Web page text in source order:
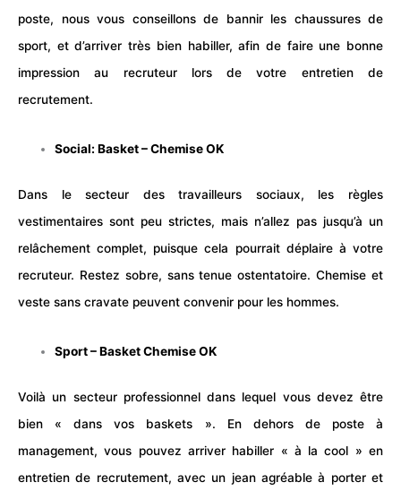
poste, nous vous conseillons de bannir les chaussures de
sport, et d’arriver très bien habiller, afin de faire une bonne
impression au recruteur lors de votre entretien de
recrutement.
Social: Basket – Chemise OK
Dans le secteur des travailleurs sociaux, les règles
vestimentaires sont peu strictes, mais n’allez pas jusqu’à un
relâchement complet, puisque cela pourrait déplaire à votre
recruteur. Restez sobre, sans tenue ostentatoire. Chemise et
veste sans cravate peuvent convenir pour les hommes.
Sport – Basket Chemise OK
Voilà un secteur professionnel dans lequel vous devez être
bien « dans vos baskets ». En dehors de poste à
management, vous pouvez arriver habiller « à la cool » en
entretien de recrutement, avec un jean agréable à porter et